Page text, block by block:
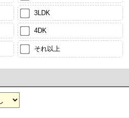
3LDK
4DK
それ以上